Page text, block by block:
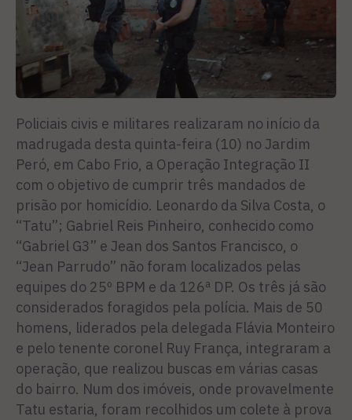
Policiais civis e militares realizaram no início da
madrugada desta quinta-feira (10) no Jardim
Peró, em Cabo Frio, a Operação Integração II
com o objetivo de cumprir três mandados de
prisão por homicídio. Leonardo da Silva Costa, o
“Tatu”; Gabriel Reis Pinheiro, conhecido como
“Gabriel G3” e Jean dos Santos Francisco, o
“Jean Parrudo” não foram localizados pelas
equipes do 25º BPM e da 126ª DP. Os três já são
considerados foragidos pela polícia. Mais de 50
homens, liderados pela delegada Flávia Monteiro
e pelo tenente coronel Ruy França, integraram a
operação, que realizou buscas em várias casas
do bairro. Num dos imóveis, onde provavelmente
Tatu estaria, foram recolhidos um colete à prova